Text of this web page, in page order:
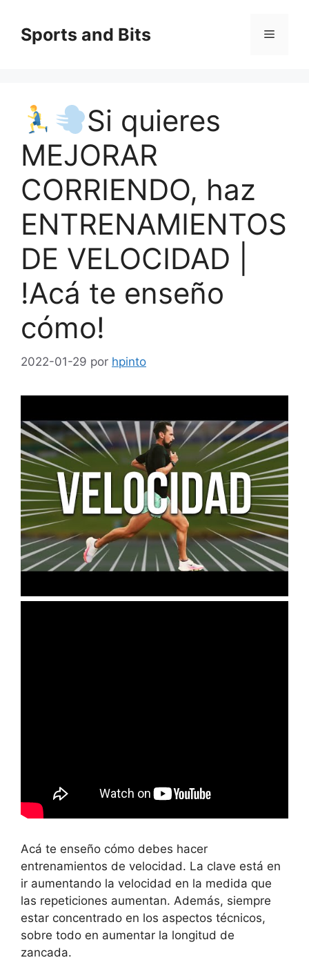
contenido
Sports and Bits Menú
Si quieres
MEJORAR
CORRIENDO, haz
ENTRENAMIENTOS
DE VELOCIDAD |
!Acá te enseño
cómo!
2022-01-29 por hpinto
Acá te enseño cómo debes hacer
entrenamientos de velocidad. La clave está en
ir aumentando la velocidad en la medida que
las repeticiones aumentan. Además, siempre
estar concentrado en los aspectos técnicos,
sobre todo en aumentar la longitud de
zancada.